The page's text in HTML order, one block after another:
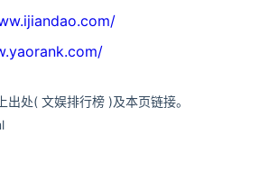
处( 文娱排行榜 )及本页链接。